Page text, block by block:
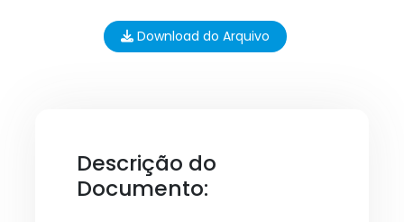
Download do Arquivo
Descrição do
Documento: